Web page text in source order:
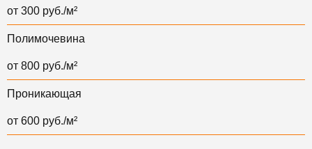
от 300 руб./м²
Полимочевина
от 800 руб./м²
Проникающая
от 600 руб./м²